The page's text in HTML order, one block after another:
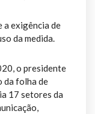
a exigência de
da medida.
o presidente
da folha de
17 setores da